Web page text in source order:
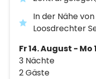
In der Nähe
Loosdrechter
Fr 14. August - Mo
3 Nächte
2 Gäste